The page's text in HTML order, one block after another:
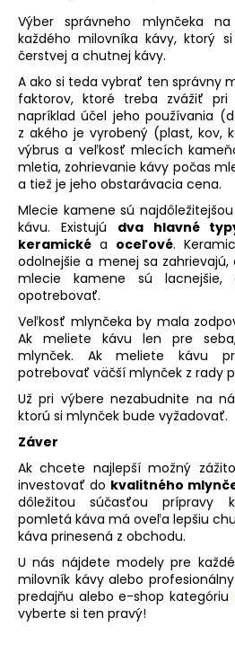
Výber správneho mlynčeka
každého milovníka kávy, ktorý
čerstvej a chutnej kávy.
A ako si teda vybrať ten správny
faktorov, ktoré treba zvážiť pri
napríklad účel jeho používania
z akého je vyrobený (plast, kov,
výbrus a veľkosť mlecích
mletia, zohrievanie kávy počas
a tiež je jeho obstarávacia cena.
Mlecie kamene sú
kávu. Existujú dva hlavné
keramické a oceľové.
odolnejšie a menej sa
mlecie kamene sú
opotrebovať.
Veľkosť mlynčeka by mala
Ak meliete kávu len pre
mlynček. Ak meliete kávu
potrebovať väčší mlynček z rady
Už pri výbere nezabudnite na
ktorú si mlynček bude vyžadovať.
Záver
Ak chcete najlepší možný
investovať do kvalitného
dôležitou súčasťou prípravy
pomletá káva má oveľa lepšiu
káva prinesená z obchodu.
U nás nájdete modely pre
milovník kávy alebo
predajňu alebo e-shop kategóriu
vyberte si ten pravý!